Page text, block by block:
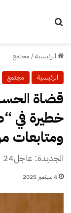
الرئيسية/ مجتمع
الرئيسية مجتمع
قضاة
خطيرة في
ومتابعات
الجديدة: عاجل24
4 سبتمبر 2025